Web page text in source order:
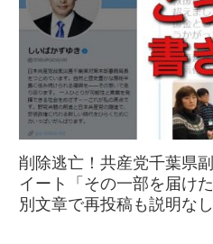
削除逃亡！共産党千葉県
イート「その一部を届け
別文章で再投稿も説明なし